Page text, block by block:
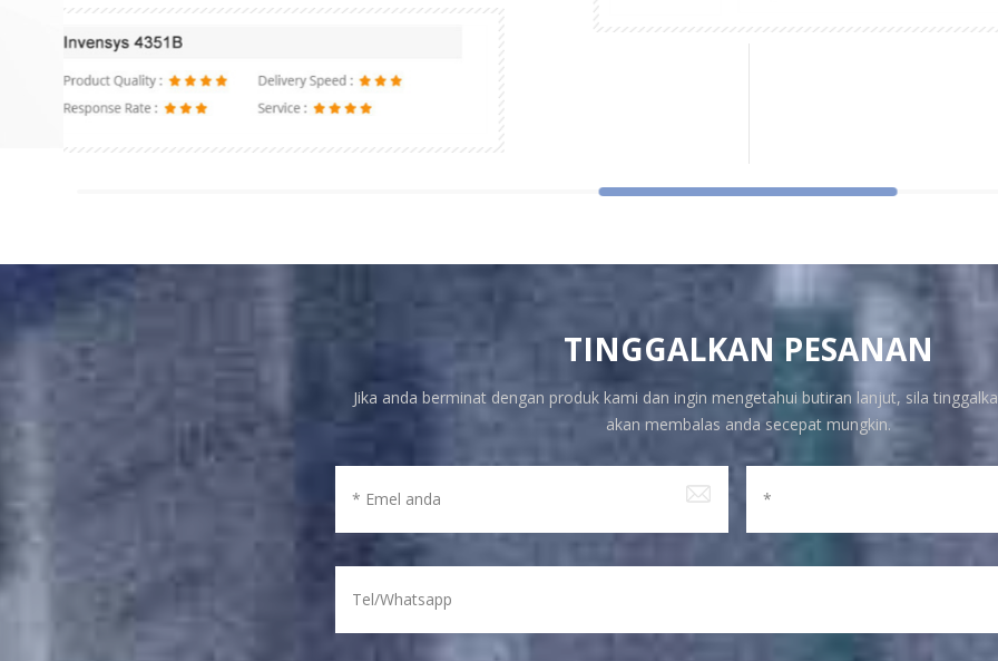
TINGGALKAN PESANAN
Jika anda berminat dengan produk kami dan ingin mengetahui butiran lanjut, sila
akan membalas anda secepat mungkin.